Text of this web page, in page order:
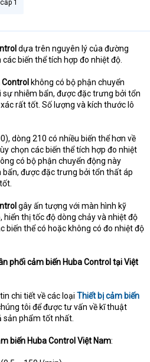
1
dựa trên nguyên lý của đường
biến thể tích hợp đo nhiệt độ.
không có bộ phận chuyển
nhiễm bẩn, được đặc trưng bởi tổn
rất tốt. Số lượng và kích thước lô
dòng 210 có nhiều biến thể hơn về
chọn các biến thể tích hợp đo nhiệt
có bộ phận chuyển động này
bẩn, được đặc trưng bởi tổn thất áp
gây ấn tượng với màn hình kỹ
thị tốc độ dòng chảy và nhiệt độ
biến thể có hoặc không có đo nhiệt độ
phối cảm biến Huba Control tại Việt
chi tiết về các loại Thiết bị cảm biến
tôi để được tư vấn về kĩ thuật
sản phẩm tốt nhất.
biến Huba Control Việt Nam: